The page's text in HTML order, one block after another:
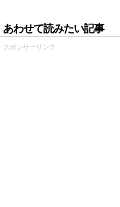
あわせて読みたい記事
スポンサーリンク